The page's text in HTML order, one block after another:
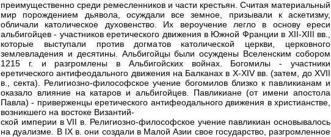
преимущественно среди ремесленников и части крестьян. Считая материальный
мир порождением дьявола, осуждали все земное, призывали к аскетизму,
обличали католическое духовенство. Их вероучение легло в основу ереси
альбигойцев - участников еретического движения в Южной Франции в XII-XIII вв.,
которые выступали против догматов католической церкви, церковного
землевладения и десятины. Альбигойцы были осуждены Вселенским собором
1215 г. и разгромлены в Альбигойских войнах. Богомилы - участники
еретического антифеодального движения на Балканах в X-XIV вв. (затем, до XVII
в., секта). Религиозно-философское учение богомилов близко к павликианам и
оказало влияние на катаров и альбигойцев. Павликиане (от имени апостола
Павла) - приверженцы еретического антифеодального движения в христианстве,
возникшего на востоке Византий-
ской империи в VII в. Религиозно-философское учение павликиан основывалось
на дуализме. В IX в. они создали в Малой Азии свое государство, разгромленное